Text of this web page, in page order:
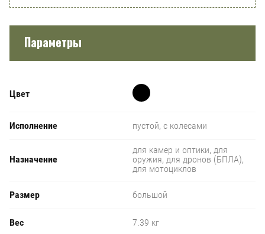
Параметры
Цвет
Исполнение пустой, с колесами
Назначение
для камер и оптики, для
оружия, для дронов (БПЛА),
для мотоциклов
Размер большой
Вес 7.39 кг